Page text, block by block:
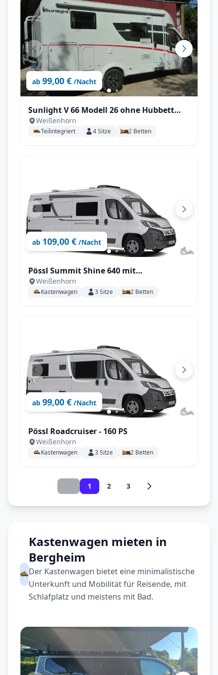
ab 99,00 € /Nacht
Sunlight V 66 Modell 26 ohne Hubbett
geräumig für 2 P.
Weißenhorn
Teilintegriert 4Sitze 2 Betten
ab 109,00 € /Nacht
Pössl Summit Shine 640 mit
Automatikgetriebe 180 PS
Weißenhorn
Kastenwagen 3Sitze 2 Betten
ab 99,00 € /Nacht
Pössl Roadcruiser - 160 PS
Weißenhorn
Kastenwagen 3Sitze 2 Betten
1 2 3
Kastenwagen mieten in
Bergheim
Der Kastenwagen bietet eine minimalistische
Unterkunft und Mobilität für Reisende, mit
Schlafplatz und meistens mit Bad.